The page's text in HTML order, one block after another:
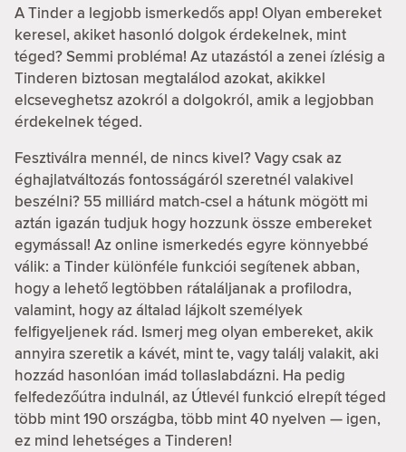
A Tinder a legjobb ismerkedős app! Olyan embereket
keresel, akiket hasonló dolgok érdekelnek, mint
téged? Semmi probléma! Az utazástól a zenei ízlésig a
Tinderen biztosan megtalálod azokat, akikkel
elcseveghetsz azokról a dolgokról, amik a legjobban
érdekelnek téged.
Fesztiválra mennél, de nincs kivel? Vagy csak az
éghajlatváltozás fontosságáról szeretnél valakivel
beszélni? 55 milliárd match-csel a hátunk mögött mi
aztán igazán tudjuk hogy hozzunk össze embereket
egymással! Az online ismerkedés egyre könnyebbé
válik: a Tinder különféle funkciói segítenek abban,
hogy a lehető legtöbben rátaláljanak a profilodra,
valamint, hogy az általad lájkolt személyek
felfigyeljenek rád. Ismerj meg olyan embereket, akik
annyira szeretik a kávét, mint te, vagy találj valakit, aki
hozzád hasonlóan imád tollaslabdázni. Ha pedig
felfedezőútra indulnál, az Útlevél funkció elrepít téged
több mint 190 országba, több mint 40 nyelven — igen,
ez mind lehetséges a Tinderen!